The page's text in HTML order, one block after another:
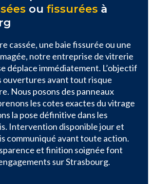
ou fissurées à
cassée, une baie fissurée ou une
notre entreprise de vitrerie
déplace immédiatement. L’objectif
ouvertures avant tout risque
Nous posons des panneaux
les cotes exactes du vitrage
la pose définitive dans les
Intervention disponible jour et
communiqué avant toute action.
et finition soignée font
sur Strasbourg.​​​​​​​